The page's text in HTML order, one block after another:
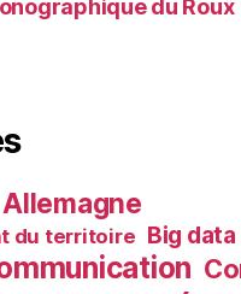
du Roux
Allemagne
du territoire Big data